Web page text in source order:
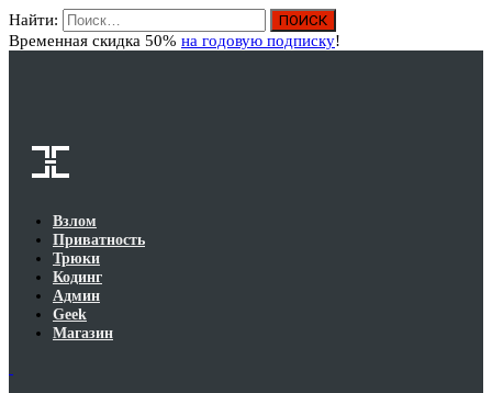
Найти:
Временная скидка 50% на годовую подписку!
Взлом
Приватность
Трюки
Кодинг
Админ
Geek
Магазин